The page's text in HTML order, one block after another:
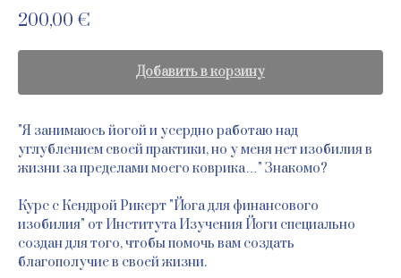
200,00 €
Добавить в корзину
"Я занимаюсь йогой и усердно работаю над
углублением своей практики, но у меня нет изобилия в
жизни за пределами моего коврика…" Знакомо?
Курс с Кендрой Рикерт "Йога для финансового
изобилия" от Института Изучения Йоги специально
создан для того, чтобы помочь вам создать
благополучие в своей жизни.